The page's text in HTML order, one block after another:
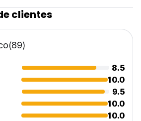
clientes
(89)
8.5
10.0
9.5
10.0
10.0